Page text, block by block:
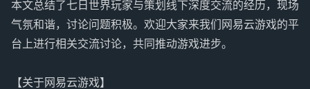
本文总结了七日世界玩家与策划线下深度交流的经历，现场
气氛和谐，讨论问题积极。欢迎大家来我们网易云游戏的平
台上进行相关交流讨论，共同推动游戏进步。
【关于网易云游戏】